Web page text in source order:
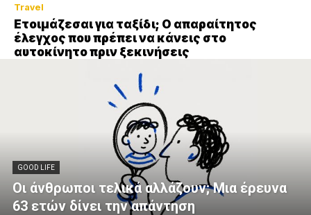
Travel
Ετοιμάζεσαι για ταξίδι; Ο απαραίτητος
έλεγχος που πρέπει να κάνεις στο
αυτοκίνητο πριν ξεκινήσεις
GOOD LIFE
Οι άνθρωποι τελικά αλλάζουν; Μια έρευνα
63 ετών δίνει την απάντηση